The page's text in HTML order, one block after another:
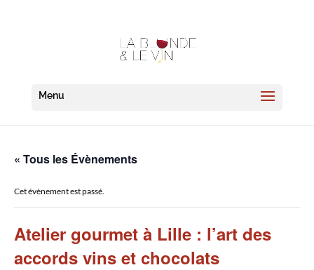
« Tous les Évènements
Cet évènement est passé.
Atelier gourmet à Lille : l’art des
accords vins et chocolats